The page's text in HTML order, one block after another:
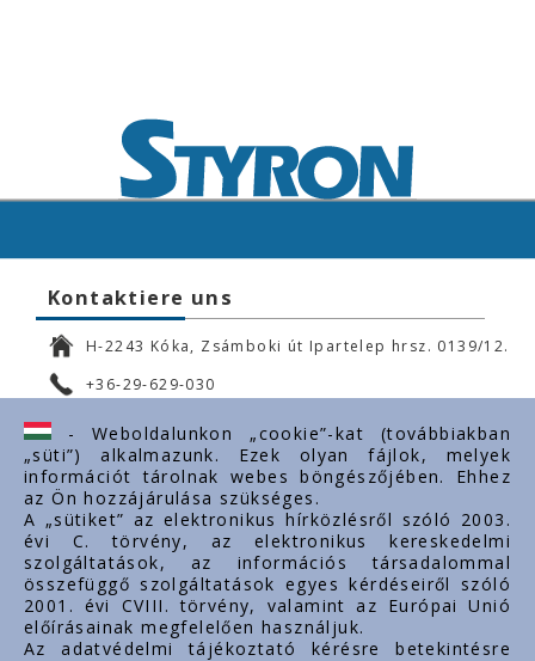
Kontaktiere uns
H-2243 Kóka, Zsámboki út Ipartelep hrsz. 0139/12.
+36-29-629-030
ertekesites@styron.hu
export@styron.hu
www.styron.hu
Important links
Über uns
- Weboldalunkon „cookie”-kat (továbbiakban
„süti”) alkalmazunk. Ezek olyan fájlok, melyek
információt tárolnak webes böngészőjében. Ehhez
az Ön hozzájárulása szükséges.
A „sütiket” az elektronikus hírközlésről szóló 2003.
évi C. törvény, az elektronikus kereskedelmi
szolgáltatások, az információs társadalommal
összefüggő szolgáltatások egyes kérdéseiről szóló
2001. évi CVIII. törvény, valamint az Európai Unió
előírásainak megfelelően használjuk.
Az adatvédelmi tájékoztató kérésre betekintésre